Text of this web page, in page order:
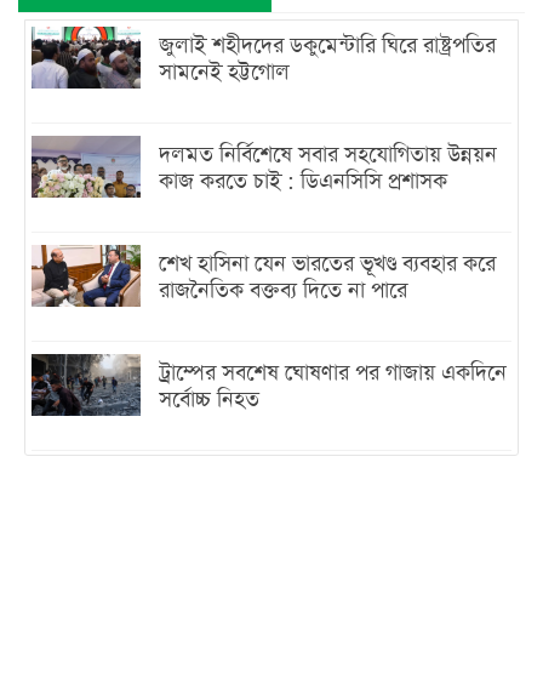
জুলাই শহীদদের ডকুমেন্টারি ঘিরে রাষ্ট্রপতির
সামনেই হট্টগোল
দলমত নির্বিশেষে সবার সহযোগিতায় উন্নয়ন
কাজ করতে চাই : ডিএনসিসি প্রশাসক
শেখ হাসিনা যেন ভারতের ভূখণ্ড ব্যবহার করে
রাজনৈতিক বক্তব্য দিতে না পারে
ট্রাম্পের সবশেষ ঘোষণার পর গাজায় একদিনে
সর্বোচ্চ নিহত